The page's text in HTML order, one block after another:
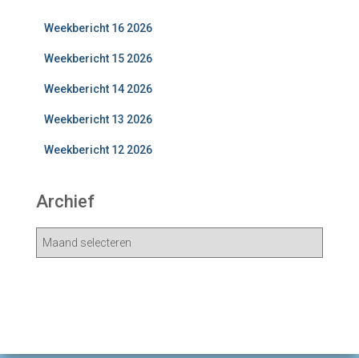
Weekbericht 16 2026
Weekbericht 15 2026
Weekbericht 14 2026
Weekbericht 13 2026
Weekbericht 12 2026
Archief